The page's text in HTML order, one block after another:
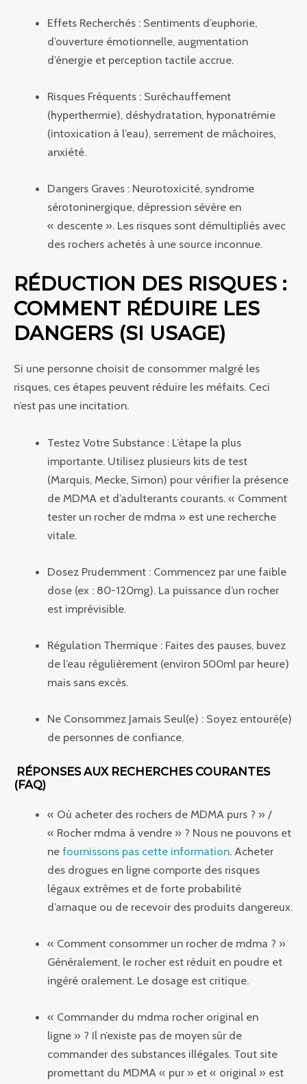
Effets Recherchés : Sentiments d’euphorie,
d’ouverture émotionnelle, augmentation
d’énergie et perception tactile accrue.
Risques Fréquents : Suréchauffement
(hyperthermie), déshydratation, hyponatrémie
(intoxication à l’eau), serrement de mâchoires,
anxiété.
Dangers Graves : Neurotoxicité, syndrome
sérotoninergique, dépression sévère en
« descente ». Les risques sont démultipliés avec
des rochers achetés à une source inconnue.
RÉDUCTION DES RISQUES :
COMMENT RÉDUIRE LES
DANGERS (SI USAGE)
Si une personne choisit de consommer malgré les
risques, ces étapes peuvent réduire les méfaits. Ceci
n’est pas une incitation.
Testez Votre Substance : L’étape la plus
importante. Utilisez plusieurs kits de test
(Marquis, Mecke, Simon) pour vérifier la présence
de MDMA et d’adulterants courants. « Comment
tester un rocher de mdma » est une recherche
vitale.
Dosez Prudemment : Commencez par une faible
dose (ex : 80-120mg). La puissance d’un rocher
est imprévisible.
Régulation Thermique : Faites des pauses, buvez
de l’eau régulièrement (environ 500ml par heure)
mais sans excès.
Ne Consommez Jamais Seul(e) : Soyez entouré(e)
de personnes de confiance.
RÉPONSES AUX RECHERCHES COURANTES
(FAQ)
« Où acheter des rochers de MDMA purs ? » /
« Rocher mdma à vendre » ? Nous ne pouvons et
nefournissons pas cette information. Acheter
des drogues en ligne comporte des risques
légaux extrêmes et de forte probabilité
d’arnaque ou de recevoir des produits dangereux.
« Comment consommer un rocher de mdma ? »
Généralement, le rocher est réduit en poudre et
ingéré oralement. Le dosage est critique.
« Commander du mdma rocher original en
ligne » ? Il n’existe pas de moyen sûr de
commander des substances illégales. Tout site
promettant du MDMA « pur » et « original » est